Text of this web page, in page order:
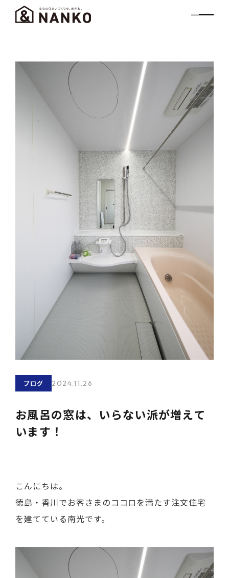
ブログ 2024.11.26
お風呂の窓は、いらない派が増えて
います！
こんにちは。
徳島・香川でお客さまのココロを満たす注文住宅
を建てている南光です。